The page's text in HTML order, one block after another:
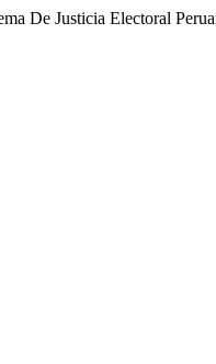
De Justicia Electoral